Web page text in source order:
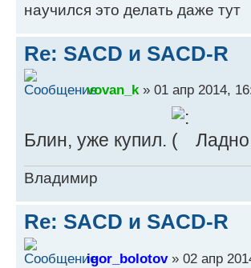
научился это делать даже тут
Re: SACD и SACD-R
vovan_k» 01 апр 2014,
Блин, уже купил.
Владимир
Re: SACD и SACD-R
igor_bolotov» 02 апр